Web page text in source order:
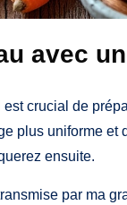
avec
crucial de
plus uniforme
ensuite.
par ma